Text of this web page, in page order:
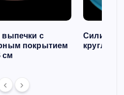
с
покрытием
см
круглая,